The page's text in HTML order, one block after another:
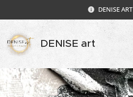
DENISE ART
DENISE art